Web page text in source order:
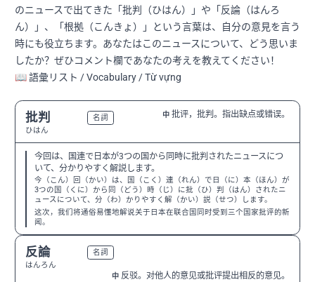
のニュースで出てきた「批判（ひはん）」や「反論（はんろ
ん）」、「根拠（こんきょ）」という言葉は、自分の意見を言う
時にも役立ちます。あなたはこのニュースについて、どう思いま
したか？ぜひコメント欄であなたの考えを教えてください！
📖 語彙リスト / Vocabulary / Từ vựng
批判
ひはん
名詞 中 批评，批判。指出缺点或错误。
今回は、国連で日本が3つの国から同時に批判されたニュースにつ
いて、分かりやすく解説します。
今（こん）回（かい）は、国（こく）連（れん）で日（に）本（ほん）が
3つの国（くに）から同（どう）時（じ）に批（ひ）判（はん）されたニ
ュースについて、分（わ）かりやすく解（かい）説（せつ）します。
这次，我们将通俗易懂地解说关于日本在联合国同时受到三个国家批评的新
闻。
反論
はんろん
名詞
中 反驳。对他人的意见或批评提出相反的意见。